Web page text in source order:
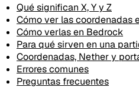
Qué significan X, Y y Z
Cómo ver las coordenadas
Cómo verlas en Bedrock
Para qué sirven en una
Coordenadas, Nether y
Errores comunes
Preguntas frecuentes